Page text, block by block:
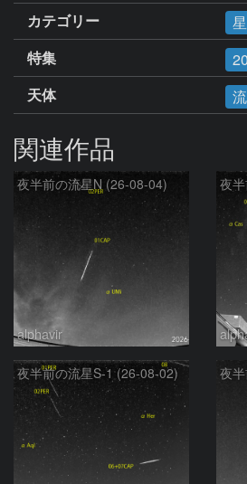
カテゴリー
特集
天体
関連作品
夜半前の流星N (26-08-04)
alphavir
夜
夜半前の流星S-1 (26-08-02) 夜